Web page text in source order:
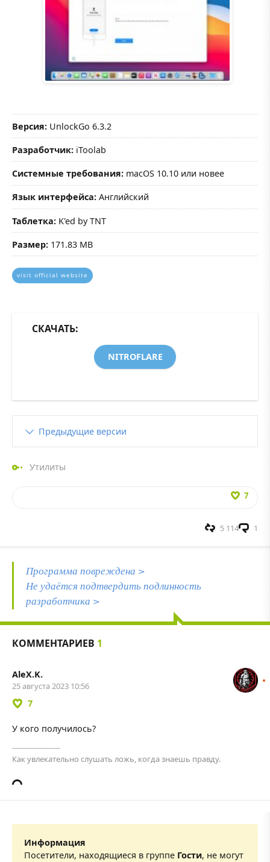
Версия: UnlockGo 6.3.2
Разработчик: iToolab
Системные требования: macOS 10.10 или новее
Язык интерфейса: Английский
Таблетка: K'ed by TNT
Размер: 171.83 MB
visit official website
СКАЧАТЬ:
NITROFLARE
Предыдущие версии
Утилиты
7
1
5 114
Программа повреждена >
Не удаётся подтвердить подлинность
разработчика >
КОММЕНТАРИЕВ 1
AleX.K.
25 августа 2023 10:56
7
У кого получилось?
--------------------
Как увлекательно слушать ложь, когда знаешь правду.
Информация
Посетители, находящиеся в группе Гости, не могут